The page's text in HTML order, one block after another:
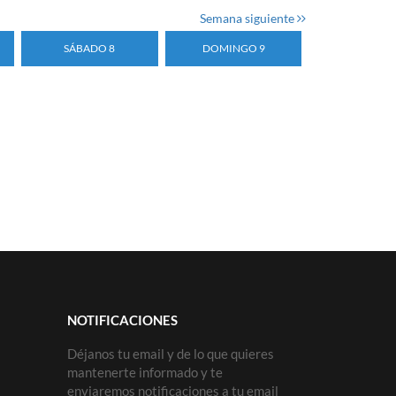
Semana siguiente
SÁBADO 8 DOMINGO 9
NOTIFICACIONES
Déjanos tu email y de lo que quieres
mantenerte informado y te
enviaremos notificaciones a tu email